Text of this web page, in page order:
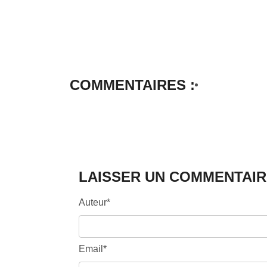
COMMENTAIRES :
LAISSER UN
Auteur*
Email*